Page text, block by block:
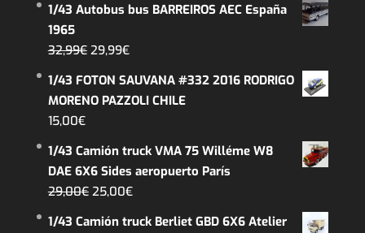
1/43 Autobus bus BARREIROS AEC España
1965
32,99€ El
original
era:
29,99€El
actual
es:
1/43 FOTON SAUVANA #332 2016 RODRIGO
MORENO PAZZOLI CHILE
15,00€
1/43 Camión truck VMA 75 Willéme W8
DAE 6X6 Sides aeropuerto París
29,00€ El
25,00€El
1/43 Camión truck Berliet GBD 6X6 Atelier